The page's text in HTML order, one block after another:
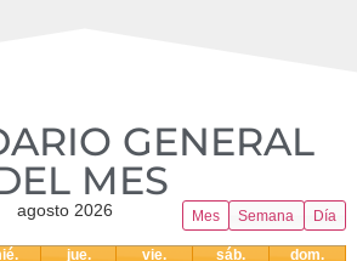
GENERAL
MES​
Mes Semana Día
agosto 2026
jue. vie. sáb.
dom.